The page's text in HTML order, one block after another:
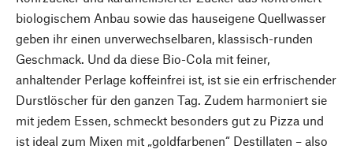
biologischem Anbau sowie das hauseigene Quellwasser
geben ihr einen unverwechselbaren, klassisch-runden
Geschmack. Und da diese Bio-Cola mit feiner,
anhaltender Perlage koffeinfrei ist, ist sie ein erfrischender
Durstlöscher für den ganzen Tag. Zudem harmoniert sie
mit jedem Essen, schmeckt besonders gut zu Pizza und
ist ideal zum Mixen mit „goldfarbenen“ Destillaten – also